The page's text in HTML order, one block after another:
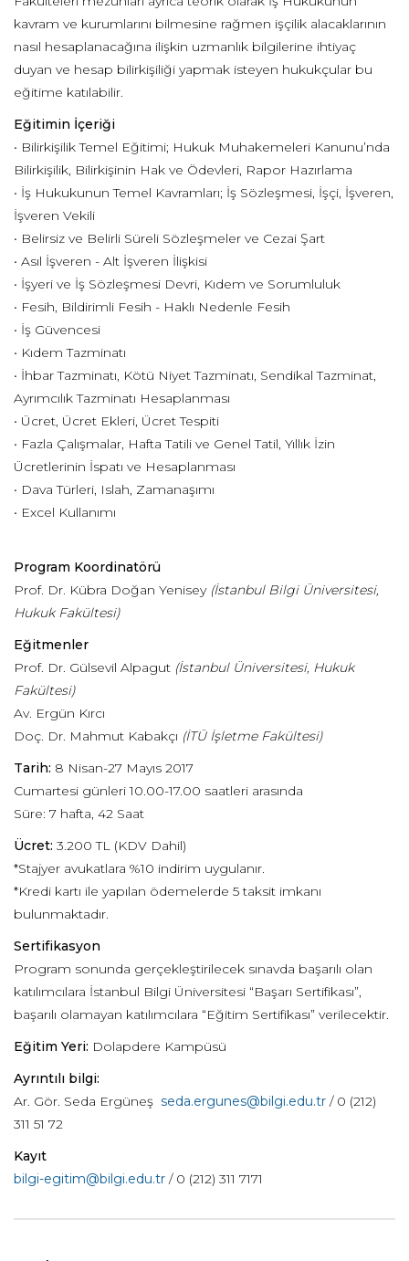
kavram ve kurumlarını bilmesine rağmen işçilik alacaklarının
nasıl hesaplanacağına ilişkin uzmanlık bilgilerine ihtiyaç
duyan ve hesap bilirkişiliği yapmak isteyen hukukçular bu
eğitime katılabilir.
Eğitimin İçeriği
• Bilirkişilik Temel Eğitimi; Hukuk Muhakemeleri Kanunu’nda
Bilirkişilik, Bilirkişinin Hak ve Ödevleri, Rapor Hazırlama
• İş Hukukunun Temel Kavramları; İş Sözleşmesi, İşçi, İşveren,
İşveren Vekili
• Belirsiz ve Belirli Süreli Sözleşmeler ve Cezai Şart
• Asıl İşveren - Alt İşveren İlişkisi
• İşyeri ve İş Sözleşmesi Devri, Kıdem ve Sorumluluk
• Fesih, Bildirimli Fesih - Haklı Nedenle Fesih
• İş Güvencesi
• Kıdem Tazminatı
• İhbar Tazminatı, Kötü Niyet Tazminatı, Sendikal Tazminat,
Ayrımcılık Tazminatı Hesaplanması
• Ücret, Ücret Ekleri, Ücret Tespiti
• Fazla Çalışmalar, Hafta Tatili ve Genel Tatil, Yıllık İzin
Ücretlerinin İspatı ve Hesaplanması
• Dava Türleri, Islah, Zamanaşımı
• Excel Kullanımı
Program Koordinatörü
Prof. Dr. Kübra Doğan Yenisey (İstanbul Bilgi Üniversitesi,
Hukuk Fakültesi)
Eğitmenler
Prof. Dr. Gülsevil Alpagut (İstanbul Üniversitesi, Hukuk
Fakültesi)
Av. Ergün Kırcı
Doç. Dr. Mahmut Kabakçı (İTÜ İşletme Fakültesi)
Tarih: 8 Nisan-27 Mayıs 2017
Cumartesi günleri 10.00-17.00 saatleri arasında
Süre: 7 hafta, 42 Saat
Ücret: 3.200 TL (KDV Dahil)
*Stajyer avukatlara %10 indirim uygulanır.
*Kredi kartı ile yapılan ödemelerde 5 taksit imkanı
bulunmaktadır.
Sertifikasyon
Program sonunda gerçekleştirilecek sınavda başarılı olan
katılımcılara İstanbul Bilgi Üniversitesi “Başarı Sertifikası”,
başarılı olamayan katılımcılara “Eğitim Sertifikası” verilecektir.
Eğitim Yeri: Dolapdere Kampüsü
Ayrıntılı bilgi:
Ar. Gör. Seda Ergüneş seda.ergunes@bilgi.edu.tr / 0 (212)
311 51 72
Kayıt
bilgi-egitim@bilgi.edu.tr / 0 (212) 311 7171